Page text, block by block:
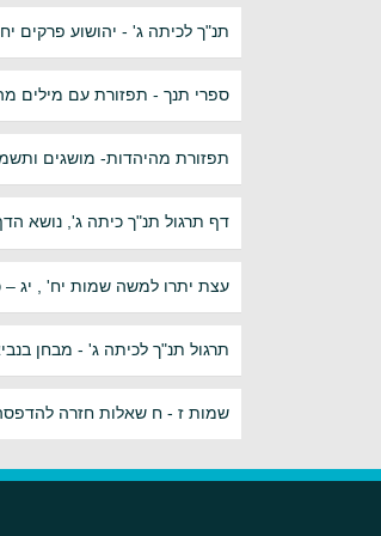
תנ"ך לכיתה ג' - יהושוע פרקים
ספרי תנך - תפזורת עם מילים
תפזורת מהיהדות- מושגים
דף תרגול תנ"ך כיתה ג', נושא
עצת יתרו למשה שמות יח' , יג
תרגול תנ"ך לכיתה ג' - מבחן
שמות ז - ח שאלות חזרה